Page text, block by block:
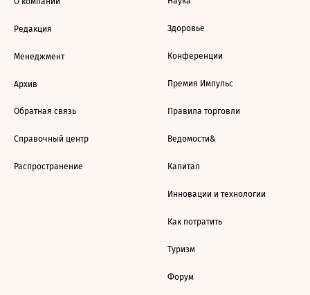
Редакция
Менеджмент
Архив
Обратная связь
Справочный центр
Распространение
Здоровье
Конференции
Премия Импульс
Правила торговли
Ведомости&
Капитал
Инновации и технологии
Как потратить
Туризм
Форум